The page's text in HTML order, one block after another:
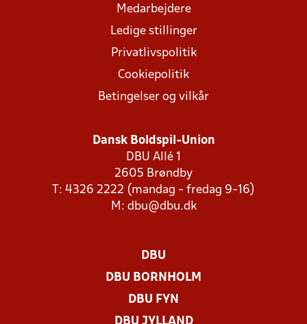
Medarbejdere
Ledige stillinger
Privatlivspolitik
Cookiepolitik
Betingelser og vilkår
Dansk Boldspil-Union
DBU Allé 1
2605 Brøndby
T: 4326 2222 (mandag - fredag 9-16)
M: dbu@dbu.dk
DBU
DBU BORNHOLM
DBU FYN